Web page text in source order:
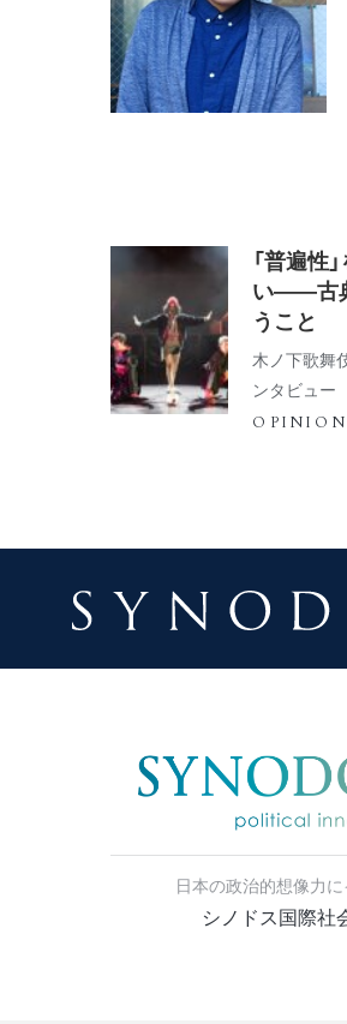
「普遍性
い――古
うこと
木ノ下歌舞
ンタビュー
OPINION
日本の政治的想像力
シノドス国際社